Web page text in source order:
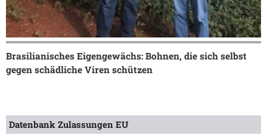
Brasilianisches Eigengewächs: Bohnen, die sich selbst
gegen schädliche Viren schützen
Datenbank Zulassungen EU